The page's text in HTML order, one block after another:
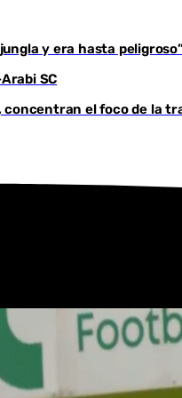
y era hasta
SC
concentran el foco de la